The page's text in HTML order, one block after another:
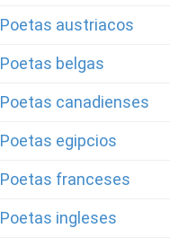
Poetas austriacos
Poetas belgas
Poetas canadienses
Poetas egipcios
Poetas franceses
Poetas ingleses